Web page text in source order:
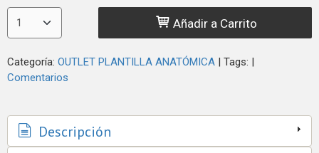
Añadir a Carrito
Categoría: OUTLET PLANTILLA ANATÓMICA | Tags: |
Comentarios
Descripción